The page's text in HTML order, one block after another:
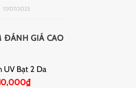
17/07/2025
ĐÁNH GIÁ CAO
UV Bạt 2 Da
₫